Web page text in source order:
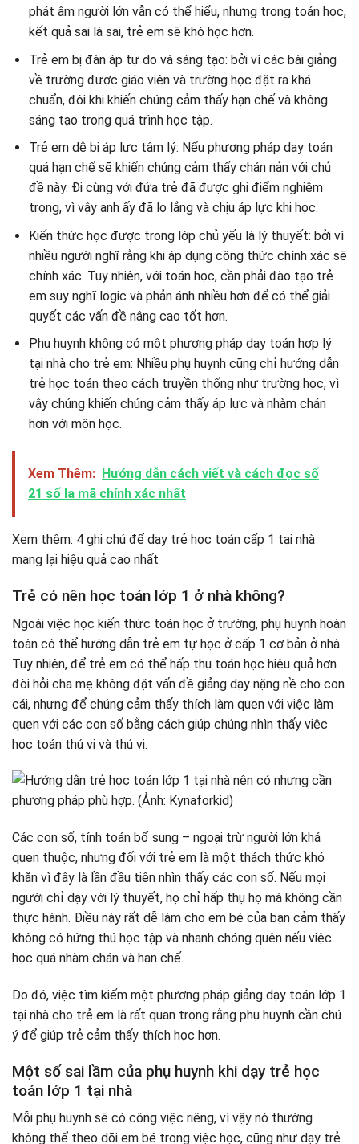
phát âm người lớn vẫn có thể hiểu, nhưng trong toán học,
kết quả sai là sai, trẻ em sẽ khó học hơn.
Trẻ em bị đàn áp tự do và sáng tạo: bởi vì các bài giảng
về trường được giáo viên và trường học đặt ra khá
chuẩn, đôi khi khiến chúng cảm thấy hạn chế và không
sáng tạo trong quá trình học tập.
Trẻ em dễ bị áp lực tâm lý: Nếu phương pháp dạy toán
quá hạn chế sẽ khiến chúng cảm thấy chán nản với chủ
đề này. Đi cùng với đứa trẻ đã được ghi điểm nghiêm
trọng, vì vậy anh ấy đã lo lắng và chịu áp lực khi học.
Kiến thức học được trong lớp chủ yếu là lý thuyết: bởi vì
nhiều người nghĩ rằng khi áp dụng công thức chính xác sẽ
chính xác. Tuy nhiên, với toán học, cần phải đào tạo trẻ
em suy nghĩ logic và phản ánh nhiều hơn để có thể giải
quyết các vấn đề nâng cao tốt hơn.
Phụ huynh không có một phương pháp dạy toán hợp lý
tại nhà cho trẻ em: Nhiều phụ huynh cũng chỉ hướng dẫn
trẻ học toán theo cách truyền thống như trường học, vì
vậy chúng khiến chúng cảm thấy áp lực và nhàm chán
hơn với môn học.
Xem Thêm: Hướng dẫn cách viết và cách đọc số
21 số la mã chính xác nhất
Xem thêm: 4 ghi chú để dạy trẻ học toán cấp 1 tại nhà
mang lại hiệu quả cao nhất
Trẻ có nên học toán lớp 1 ở nhà không?
Ngoài việc học kiến ​​thức toán học ở trường, phụ huynh hoàn
toàn có thể hướng dẫn trẻ em tự học ở cấp 1 cơ bản ở nhà.
Tuy nhiên, để trẻ em có thể hấp thụ toán học hiệu quả hơn
đòi hỏi cha mẹ không đặt vấn đề giảng dạy nặng nề cho con
cái, nhưng để chúng cảm thấy thích làm quen với việc làm
quen với các con số bằng cách giúp chúng nhìn thấy việc
học toán thú vị và thú vị.
Các con số, tính toán bổ sung – ngoại trừ người lớn khá
quen thuộc, nhưng đối với trẻ em là một thách thức khó
khăn vì đây là lần đầu tiên nhìn thấy các con số. Nếu mọi
người chỉ dạy với lý thuyết, họ chỉ hấp thụ họ mà không cần
thực hành. Điều này rất dễ làm cho em bé của bạn cảm thấy
không có hứng thú học tập và nhanh chóng quên nếu việc
học quá nhàm chán và hạn chế.
Do đó, việc tìm kiếm một phương pháp giảng dạy toán lớp 1
tại nhà cho trẻ em là rất quan trọng rằng phụ huynh cần chú
ý để giúp trẻ cảm thấy thích học hơn.
Một số sai lầm của phụ huynh khi dạy trẻ học
toán lớp 1 tại nhà
Mỗi phụ huynh sẽ có công việc riêng, vì vậy nó thường
không thể theo dõi em bé trong việc học, cũng như dạy trẻ